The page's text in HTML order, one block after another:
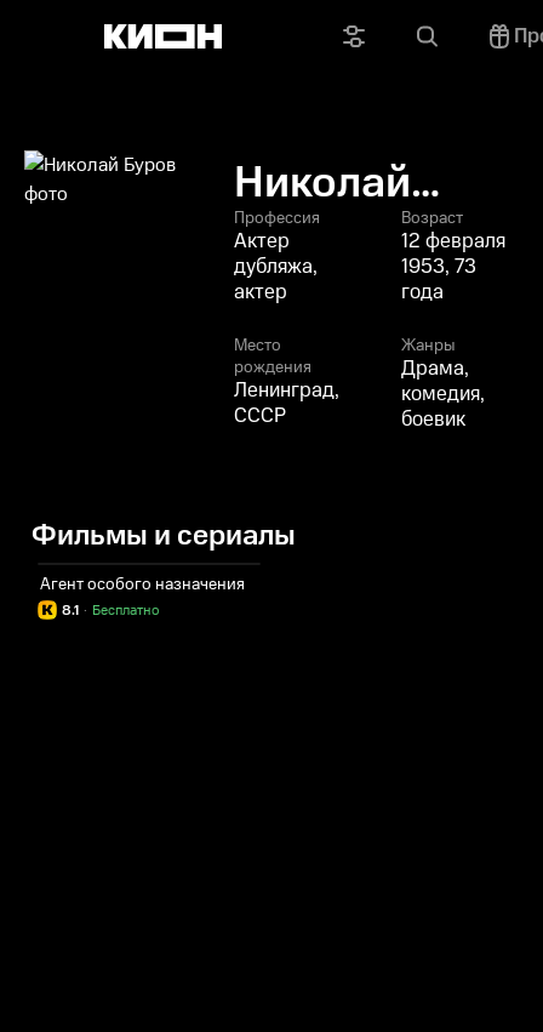
Николай
Буров
Профессия
Актер
дубляжа,
актер
Возраст
12 февраля
1953, 73
года
Место
рождения
Ленинград,
СССР
Жанры
Драма,
комедия,
боевик
Фильмы и сериалы
Агент особого назначения
8.1 Бесплатно
·